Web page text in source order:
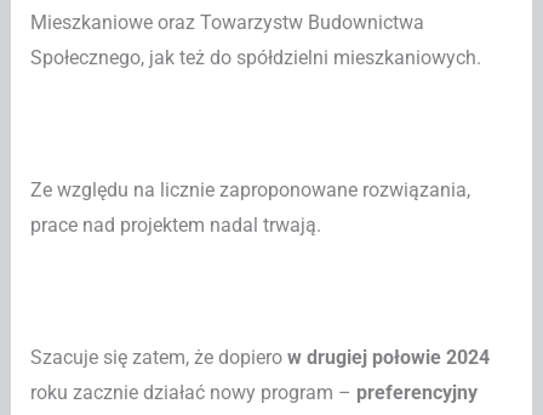
Mieszkaniowe oraz Towarzystw Budownictwa
Społecznego, jak też do spółdzielni mieszkaniowych.
Ze względu na licznie zaproponowane rozwiązania,
prace nad projektem nadal trwają.
Szacuje się zatem, że dopiero w drugiej połowie 2024
roku zacznie działać nowy program – preferencyjny